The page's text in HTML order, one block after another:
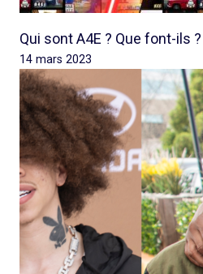
Qui sont A4E ? Que font-ils ?
14 mars 2023